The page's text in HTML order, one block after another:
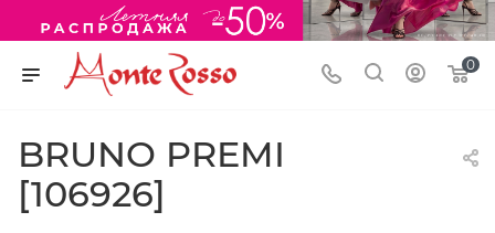
0
BRUNO PREMI
[106926]